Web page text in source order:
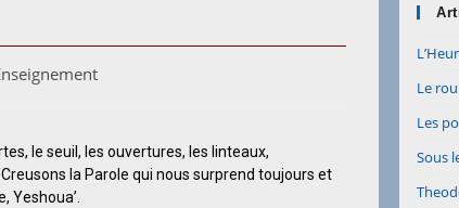
le seuil, les ouvertures, les linteaux,
la Parole qui nous surprend toujours et
Yeshoua’.
Le
Les
Sous